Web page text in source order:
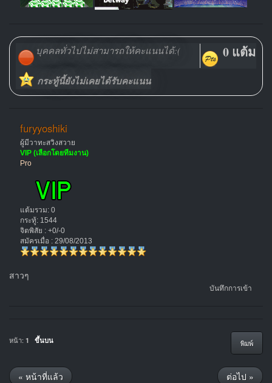
บุคคลทั่วไปไม่สามารถให้คะแนนได้:( 0 แต้ม
กระทู้นี้ยังไม่เคยได้รับคะแนน
furyyoshiki
ผู้มีวาทะสวิงสวาย
VIP (เลือกโดยทีมงาน)
Pro
แต้มรวม: 0
กระทู้: 1544
จิตพิสัย : +0/-0
สมัครเมื่อ : 29/08/2013
สาวๆ
บันทึกการเข้า
พิมพ์
หน้า: 1 ขึ้นบน
« หน้าที่แล้ว ต่อไป »